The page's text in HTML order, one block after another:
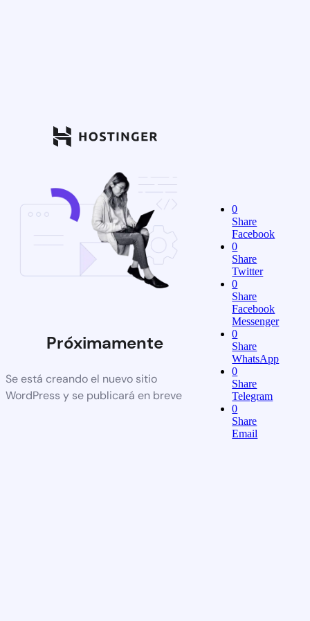
Próximamente
Se está creando el nuevo sitio
WordPress y se publicará en breve
0
Share
Facebook
0
Share
Twitter
0
Share
Facebook
Messenger
0
Share
WhatsApp
0
Share
Telegram
0
Share
Email